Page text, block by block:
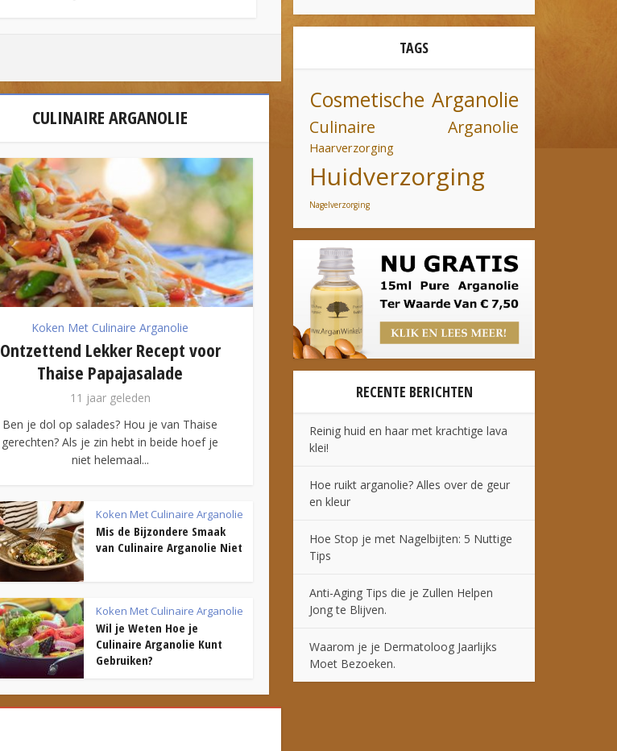
CULINAIRE ARGANOLIE
Koken Met Culinaire Arganolie
Ontzettend Lekker Recept voor
Thaise Papajasalade
11 jaar geleden
Ben je dol op salades? Hou je van Thaise
gerechten? Als je zin hebt in beide hoef je
niet helemaal...
Koken Met Culinaire Arganolie
Mis de Bijzondere Smaak
van Culinaire Arganolie Niet
Koken Met Culinaire Arganolie
Wil je Weten Hoe je
Culinaire Arganolie Kunt
Gebruiken?
TAGS
Cosmetische Arganolie
Culinaire Arganolie
Haarverzorging
Huidverzorging
Nagelverzorging
RECENTE BERICHTEN
Reinig huid en haar met krachtige lava
klei!
Hoe ruikt arganolie? Alles over de geur
en kleur
Hoe Stop je met Nagelbijten: 5 Nuttige
Tips
Anti-Aging Tips die je Zullen Helpen
Jong te Blijven.
Waarom je je Dermatoloog Jaarlijks
Moet Bezoeken.